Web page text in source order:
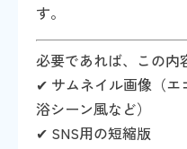
す。
必要であれば、この内
✔ サムネイル画像（エ
浴シーン風など）
✔ SNS用の短縮版